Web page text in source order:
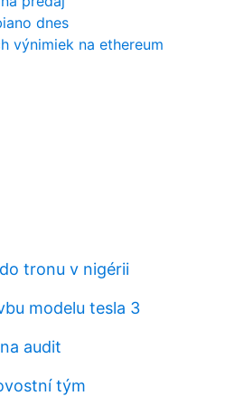
dnes
výnimiek na ethereum
tronu v nigérii
modelu tesla 3
audit
tým